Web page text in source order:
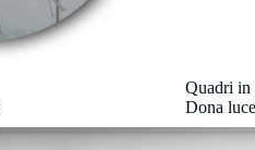
Quadri in
Dona